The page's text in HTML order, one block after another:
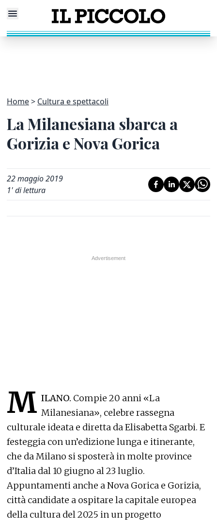
Home Cultura e spettacoli
La Milanesiana sbarca a
Gorizia e Nova Gorica
22 maggio 2019
1' di lettura
M ILANO. Compie 20 anni «La
Milanesiana», celebre rassegna
culturale ideata e diretta da Elisabetta Sgarbi. E
festeggia con un’edizione lunga e itinerante,
che da Milano si sposterà in molte province
d’Italia dal 10 giugno al 23 luglio.
Appuntamenti anche a Nova Gorica e Gorizia,
città candidate a ospitare la capitale europea
della cultura del 2025 in un progetto